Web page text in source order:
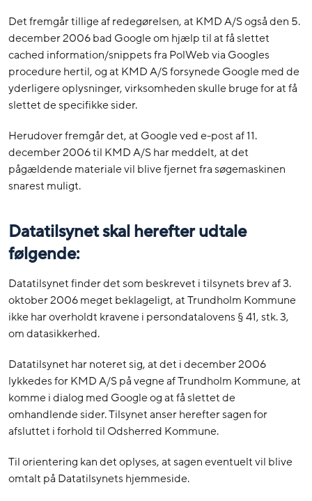
Det fremgår tillige af redegørelsen, at KMD A/S også den 5.
december 2006 bad Google om hjælp til at få slettet
cached information/snippets fra PolWeb via Googles
procedure hertil, og at KMD A/S forsynede Google med de
yderligere oplysninger, virksomheden skulle bruge for at få
slettet de specifikke sider.
Herudover fremgår det, at Google ved e-post af 11.
december 2006 til KMD A/S har meddelt, at det
pågældende materiale vil blive fjernet fra søgemaskinen
snarest muligt.
Datatilsynet skal herefter udtale
følgende:
Datatilsynet finder det som beskrevet i tilsynets brev af 3.
oktober 2006 meget beklageligt, at Trundholm Kommune
ikke har overholdt kravene i persondatalovens § 41, stk. 3,
om datasikkerhed.
Datatilsynet har noteret sig, at det i december 2006
lykkedes for KMD A/S på vegne af Trundholm Kommune, at
komme i dialog med Google og at få slettet de
omhandlende sider. Tilsynet anser herefter sagen for
afsluttet i forhold til Odsherred Kommune.
Til orientering kan det oplyses, at sagen eventuelt vil blive
omtalt på Datatilsynets hjemmeside.